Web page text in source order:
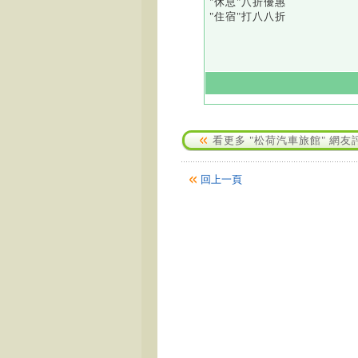
"住宿"打八八折
看更多 "松荷汽車旅館" 網友
回上一頁